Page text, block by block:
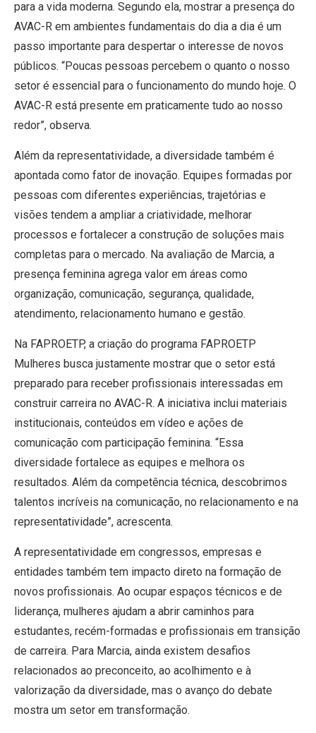
para a vida moderna. Segundo ela, mostrar a presença do
AVAC-R em ambientes fundamentais do dia a dia é um
passo importante para despertar o interesse de novos
públicos. “Poucas pessoas percebem o quanto o nosso
setor é essencial para o funcionamento do mundo hoje. O
AVAC-R está presente em praticamente tudo ao nosso
redor”, observa.
Além da representatividade, a diversidade também é
apontada como fator de inovação. Equipes formadas por
pessoas com diferentes experiências, trajetórias e
visões tendem a ampliar a criatividade, melhorar
processos e fortalecer a construção de soluções mais
completas para o mercado. Na avaliação de Marcia, a
presença feminina agrega valor em áreas como
organização, comunicação, segurança, qualidade,
atendimento, relacionamento humano e gestão.
Na FAPROETP, a criação do programa FAPROETP
Mulheres busca justamente mostrar que o setor está
preparado para receber profissionais interessadas em
construir carreira no AVAC-R. A iniciativa inclui materiais
institucionais, conteúdos em vídeo e ações de
comunicação com participação feminina. “Essa
diversidade fortalece as equipes e melhora os
resultados. Além da competência técnica, descobrimos
talentos incríveis na comunicação, no relacionamento e na
representatividade”, acrescenta.
A representatividade em congressos, empresas e
entidades também tem impacto direto na formação de
novos profissionais. Ao ocupar espaços técnicos e de
liderança, mulheres ajudam a abrir caminhos para
estudantes, recém-formadas e profissionais em transição
de carreira. Para Marcia, ainda existem desafios
relacionados ao preconceito, ao acolhimento e à
valorização da diversidade, mas o avanço do debate
mostra um setor em transformação.